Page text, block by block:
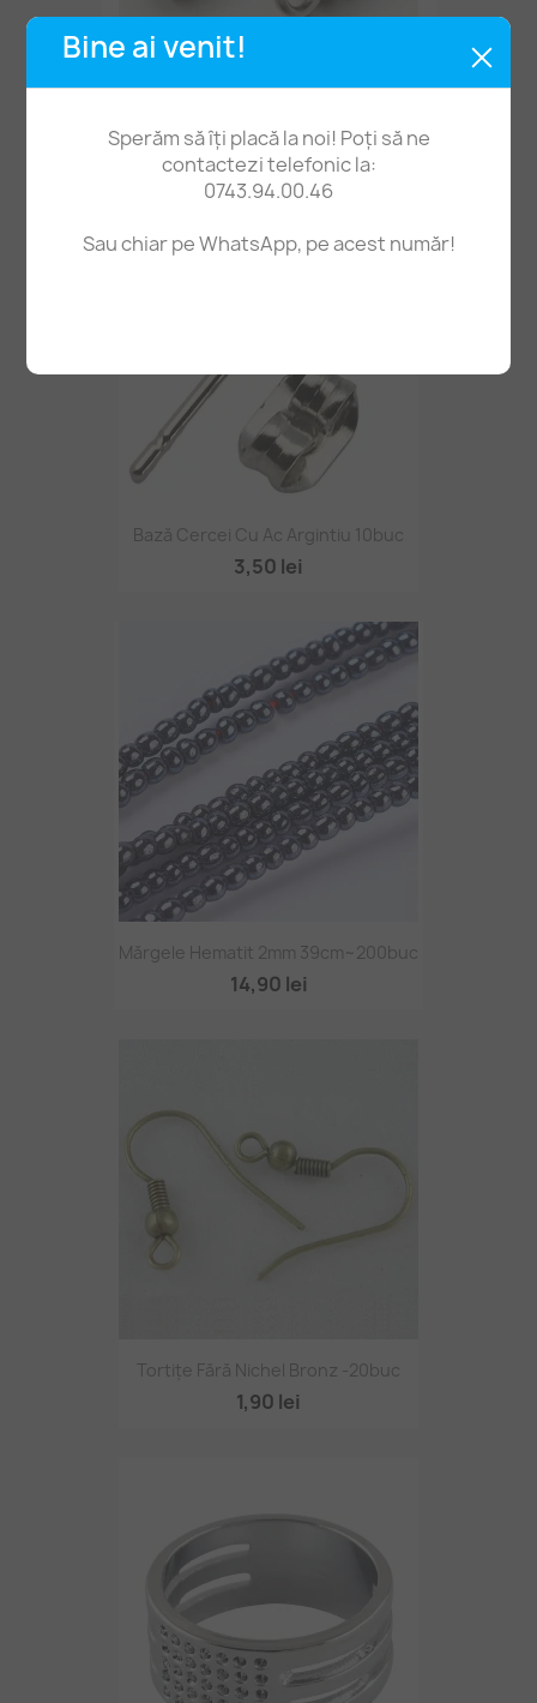
Bine ai venit!
Sperăm să îți placă la noi! Poți să ne
contactezi telefonic la:
0743.94.00.46
Sau chiar pe WhatsApp, pe acest număr!
0,80 lei
Bază Cercei Cu Ac Argintiu 10buc
3,50 lei
Mărgele Hematit 2mm 39cm~200buc
14,90 lei
Tortițe Fără Nichel Bronz -20buc
1,90 lei